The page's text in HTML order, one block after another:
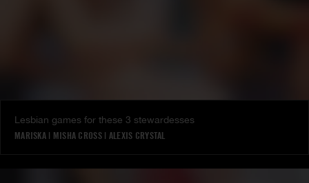
Lesbian games for these 3 stewardesses
MARISKA| MISHA CROSS| ALEXIS CRYSTAL